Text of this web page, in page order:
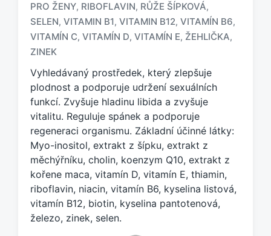
O
z
n
č
e
n
o
t
a
g
e
m
:
PRO ŽENY, RIBOFLAVIN, RŮŽE ŠÍPKOVÁ,
SELEN, VITAMIN B1, VITAMIN B12, VITAMÍN B6,
VITAMÍN C, VITAMÍN D, VITAMÍN E, ŽEHLIČKA,
ZINEK
Vyhledávaný prostředek, který zlepšuje
plodnost a podporuje udržení sexuálních
funkcí. Zvyšuje hladinu libida a zvyšuje
vitalitu. Reguluje spánek a podporuje
regeneraci organismu. Základní účinné látky:
Myo-inositol, extrakt z šípku, extrakt z
měchýřníku, cholin, koenzym Q10, extrakt z
kořene maca, vitamín D, vitamín E, thiamin,
riboflavin, niacin, vitamín B6, kyselina listová,
vitamín B12, biotin, kyselina pantotenová,
železo, zinek, selen.